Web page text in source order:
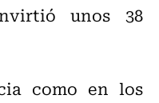
unos 38
como en los